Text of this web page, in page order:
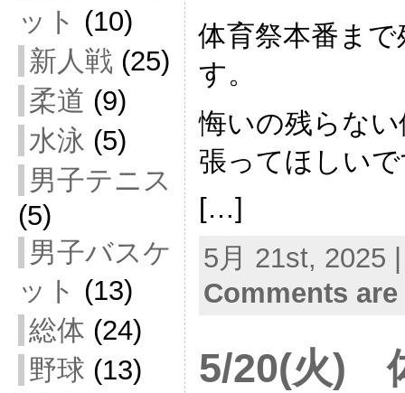
ット (10)
新人戦 (25)
柔道 (9)
水泳 (5)
男子テニス
(5)
男子バスケ
ット (13)
総体 (24)
野球 (13)
体育祭本番ま
す。
悔いの残らな
張ってほしい
[…]
5月 21st, 2025
Comments
5/20(火)